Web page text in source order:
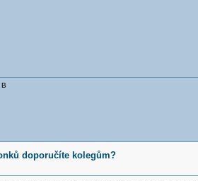
doporučíte kolegům?